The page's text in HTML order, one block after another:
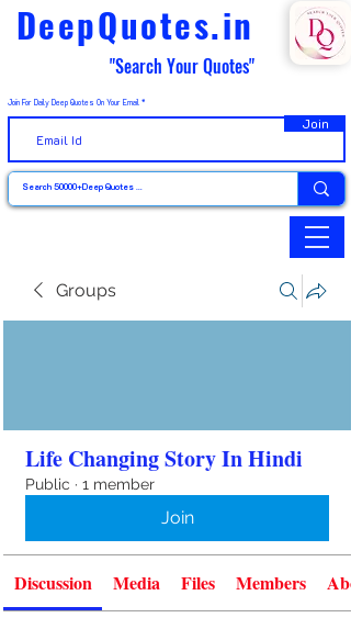
DeepQuotes.in
"Search Your Quotes"
Join For Daily Deep Quotes On Your Email
Join
Groups
Life Changing Story In Hindi
Public · 1 member
Join
Discussion Media Files Members